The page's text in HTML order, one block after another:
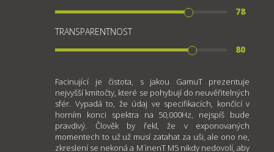
78
TRANSPARENTNOST
80
Facinující je čistota, s jakou GamuT prezentuje
nejvyšší kmitočty, které se pohybují do neuvěřitelných
sfér. Vypadá to, že údaj ve specifikacích, končící v
horním konci spektra na 50,000Hz, nejspíš bude
pravdivý. Člověk by řekl, že v exponovaných
momentech to už už musí zatahat za uši, ale ono ne,
zkreslení se nekoná a M´inenT M5 nikdy nedovolí, aby